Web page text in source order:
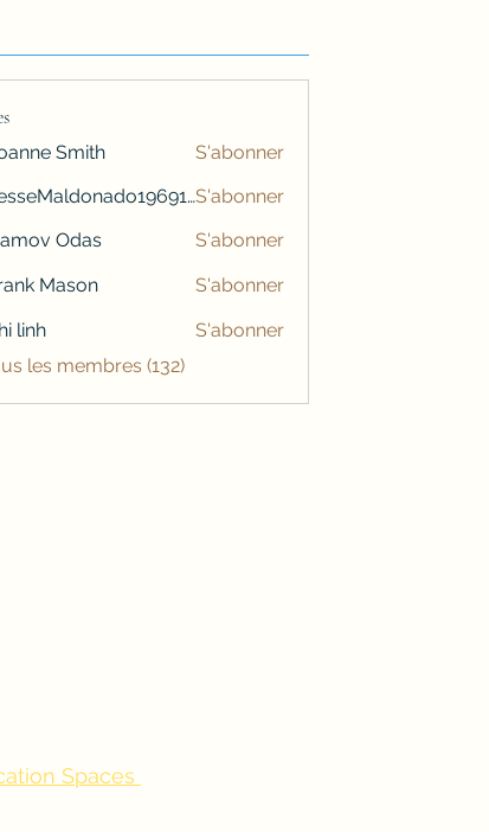
Smith S'abonner
JesseMaldonado1969116S'abonner
Odas
S'abonner
Mason
S'abonner
linh
S'abonner
les membres (132)
Spaces